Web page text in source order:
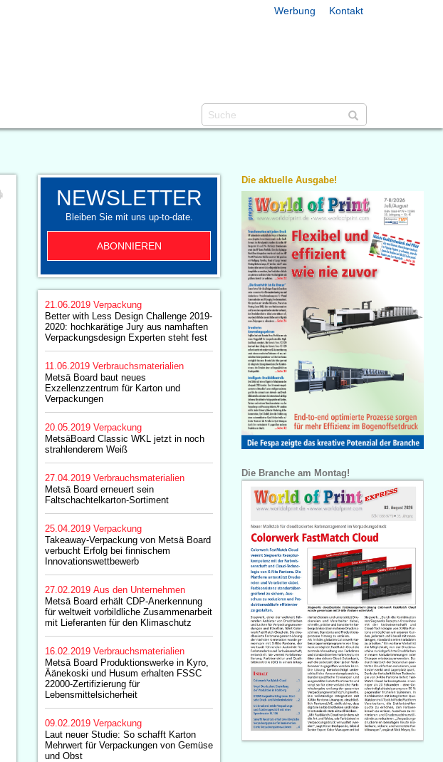
Werbung Kontakt
NEWSLETTER
Bleiben Sie mit uns up-to-date.
ABONNIEREN
21.06.2019 Verpackung
Better with Less Design Challenge 2019-
2020: hochkarätige Jury aus namhaften
Verpackungsdesign Experten steht fest
11.06.2019 Verbrauchsmaterialien
Metsä Board baut neues
Exzellenzzentrum für Karton und
Verpackungen
20.05.2019 Verpackung
MetsäBoard Classic WKL jetzt in noch
strahlenderem Weiß
27.04.2019 Verbrauchsmaterialien
Metsä Board erneuert sein
Faltschachtelkarton-Sortiment
25.04.2019 Verpackung
Takeaway-Verpackung von Metsä Board
verbucht Erfolg bei finnischem
Innovationswettbewerb
27.02.2019 Aus den Unternehmen
Metsä Board erhält CDP-Anerkennung
für weltweit vorbildliche Zusammenarbeit
mit Lieferanten für den Klimaschutz
16.02.2019 Verbrauchsmaterialien
Metsä Board Produktionswerke in Kyro,
Äänekoski und Husum erhalten FSSC
22000-Zertifizierung für
Lebensmittelsicherheit
09.02.2019 Verpackung
Laut neuer Studie: So schafft Karton
Mehrwert für Verpackungen von Gemüse
und Obst
Die aktuelle Ausgabe!
Die Branche am Montag!